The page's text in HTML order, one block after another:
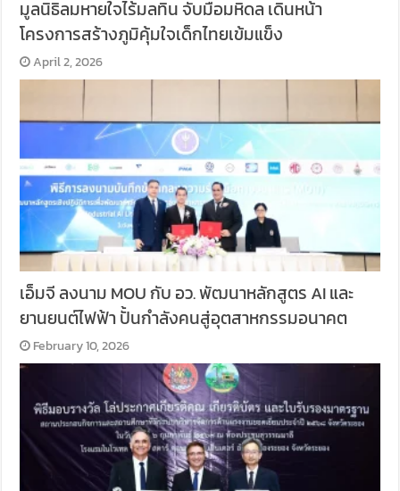
มูลนิธิลมหายใจไร้มลทิน จับมือมหิดล เดินหน้า
โครงการสร้างภูมิคุ้มใจเด็กไทยเข้มแข็ง
April 2, 2026
เอ็มจี ลงนาม MOU กับ อว. พัฒนาหลักสูตร AI และ
ยานยนต์ไฟฟ้า ปั้นกำลังคนสู่อุตสาหกรรมอนาคต
February 10, 2026